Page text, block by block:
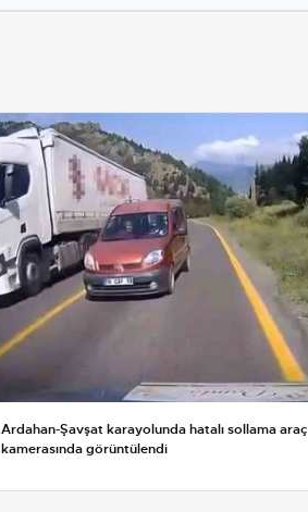
Ardahan-Şavşat karayolunda hatalı sollama araç
kamerasında görüntülendi